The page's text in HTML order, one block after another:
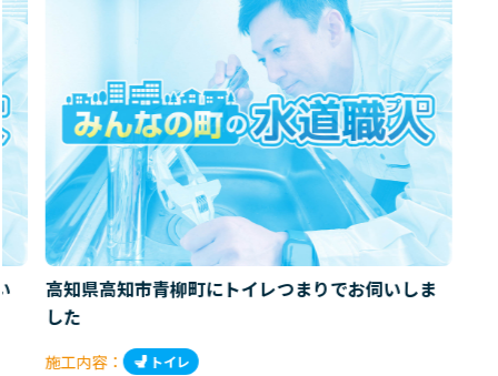
高知県高知市青柳町にトイレつまりでお伺いしま
した
施工内容： トイレ